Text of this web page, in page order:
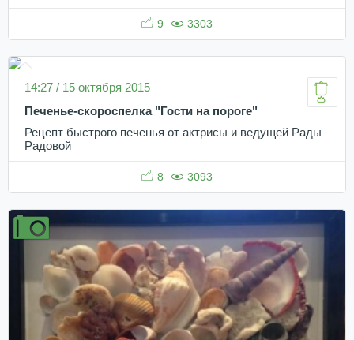
9 3303
14:27 / 15 октября 2015
Печенье-скороспелка "Гости на пороге"
Рецепт быстрого печенья от актрисы и ведущей Рады
Радовой
8 3093